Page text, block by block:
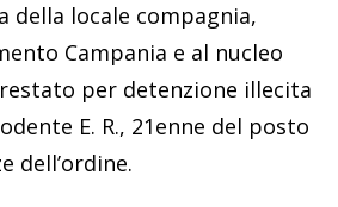
della locale compagnia,
Campania e al nucleo
per detenzione illecita
E. R., 21enne del posto
dell’ordine.